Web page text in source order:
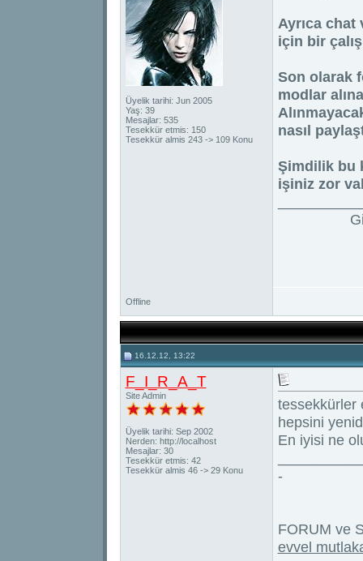
Üyelik tarihi: Jun 2005
Yaş: 39
Mesajlar: 535
Tesekkür etmis: 150
Tesekkür almis 243 -> 109 Konu
Ayrıca
için bir
Son olarak
modlar
nasıl
Şimdilik bu
işiniz zor
Offline
16.12.12, 13:22
F_I_R_A_T
Site Admin
Üyelik tarihi: Sep 2002
Nerden: http://localhost
Mesajlar: 30
Tesekkür etmis: 42
Tesekkür almis 46 -> 29 Konu
tessekkürler
hepsini
En iyisi ne
-
FORUM ve
evvel